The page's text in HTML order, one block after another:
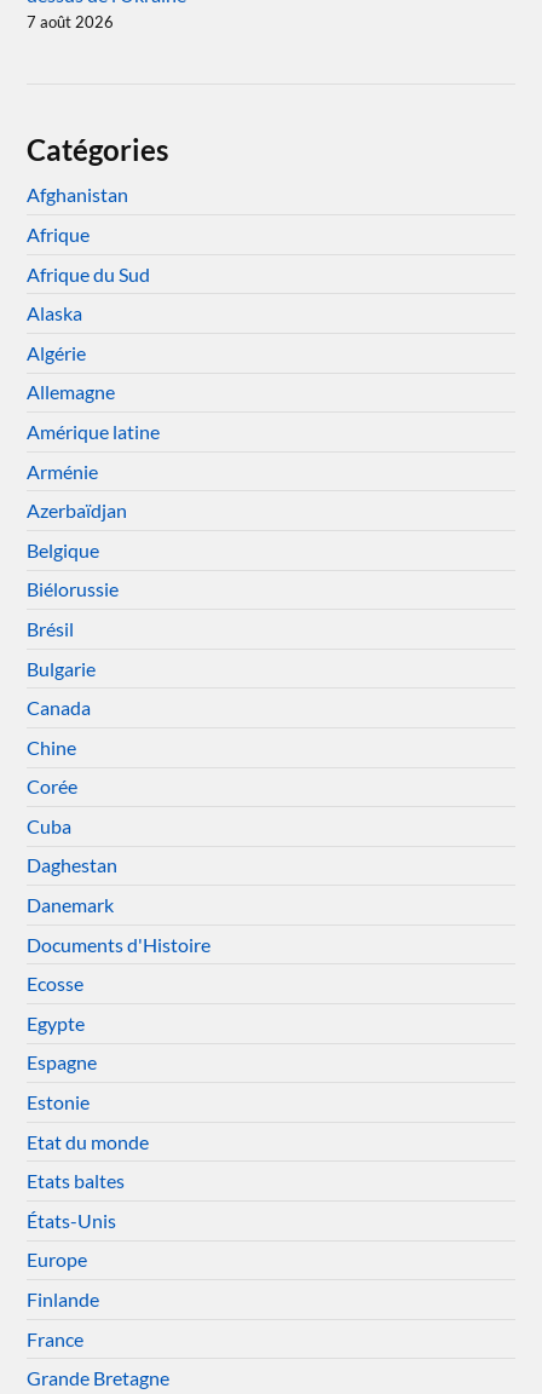
7 août 2026
Catégories
Afghanistan
Afrique
Afrique du Sud
Alaska
Algérie
Allemagne
Amérique latine
Arménie
Azerbaïdjan
Belgique
Biélorussie
Brésil
Bulgarie
Canada
Chine
Corée
Cuba
Daghestan
Danemark
Documents d'Histoire
Ecosse
Egypte
Espagne
Estonie
Etat du monde
Etats baltes
États-Unis
Europe
Finlande
France
Grande Bretagne